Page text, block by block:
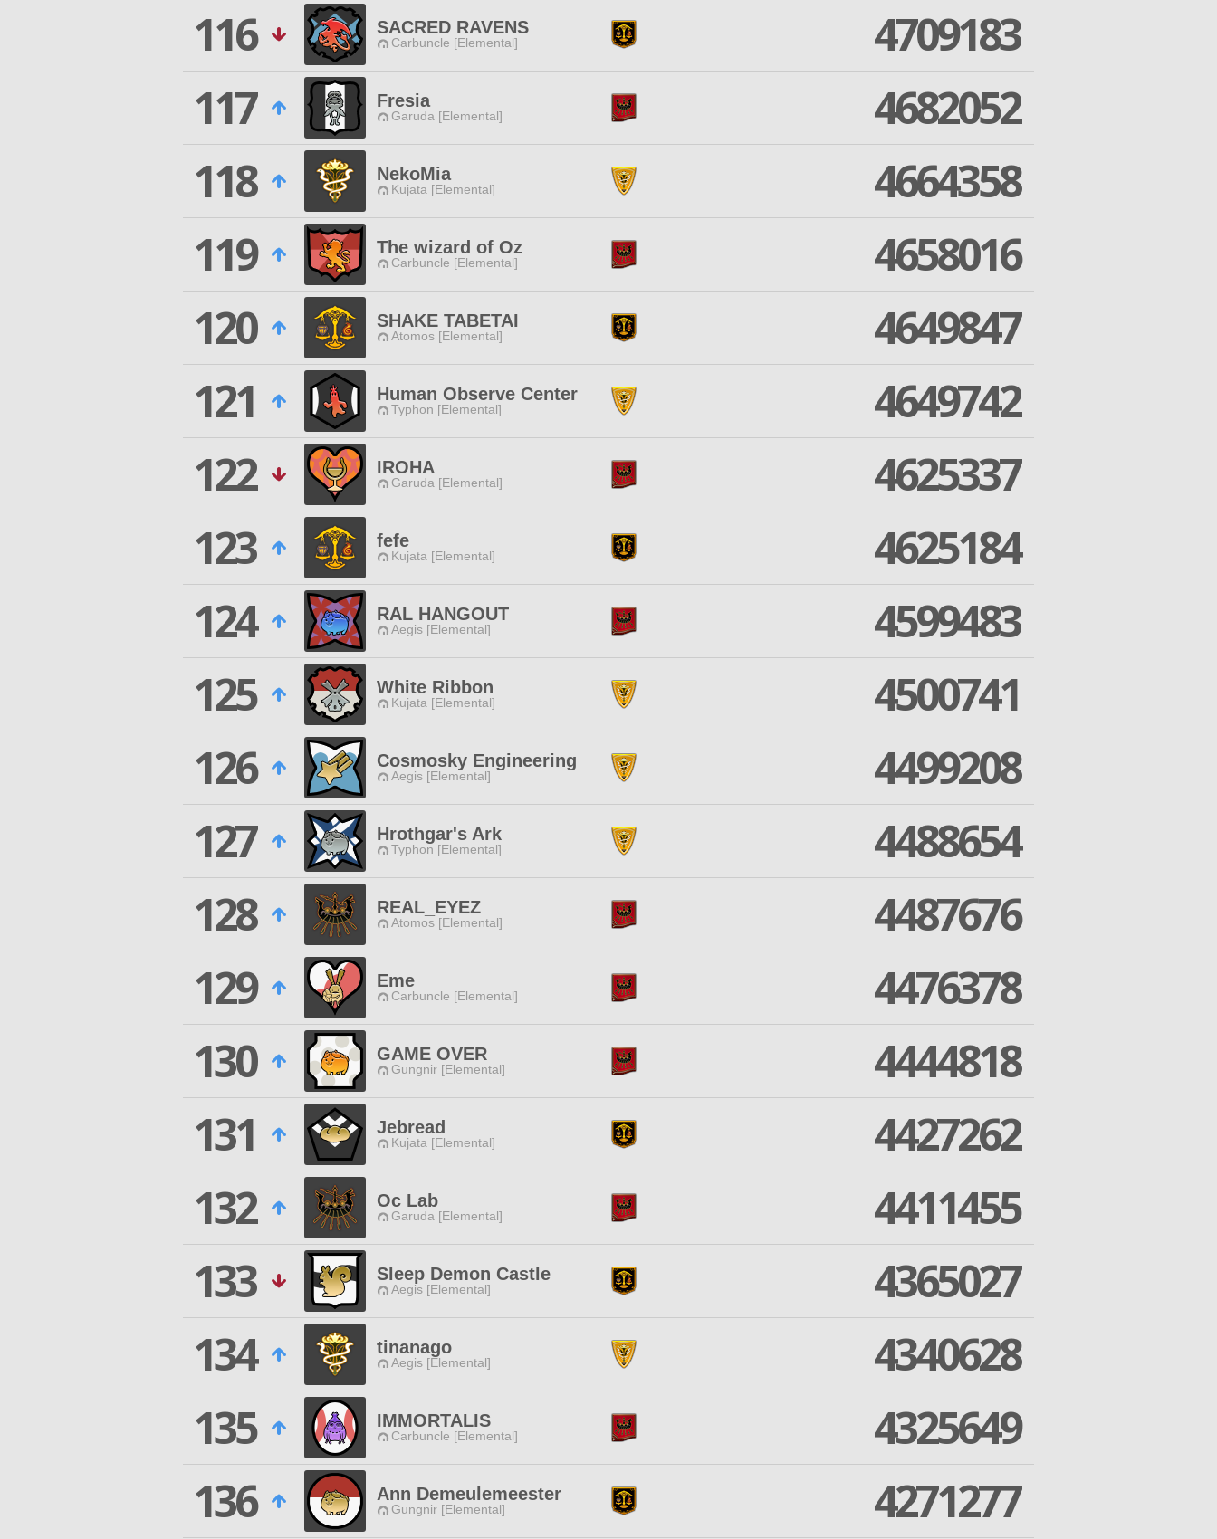
116
SACRED RAVENS
Carbuncle [Elemental]
4709183
117
Fresia
Garuda [Elemental]
4682052
118
NekoMia
Kujata [Elemental]
4664358
119
The wizard of Oz
Carbuncle [Elemental]
4658016
120
SHAKE TABETAI
Atomos [Elemental]
4649847
121
Human Observe Center
Typhon [Elemental]
4649742
122
IROHA
Garuda [Elemental]
4625337
123
fefe
Kujata [Elemental]
4625184
124
RAL HANGOUT
Aegis [Elemental]
4599483
125
White Ribbon
Kujata [Elemental]
4500741
126
Cosmosky Engineering
Aegis [Elemental]
4499208
127
Hrothgar's Ark
Typhon [Elemental]
4488654
128
REAL_EYEZ
Atomos [Elemental]
4487676
129
Eme
Carbuncle [Elemental]
4476378
130
GAME OVER
Gungnir [Elemental]
4444818
131
Jebread
Kujata [Elemental]
4427262
132
Oc Lab
Garuda [Elemental]
4411455
133
Sleep Demon Castle
Aegis [Elemental]
4365027
134
tinanago
Aegis [Elemental]
4340628
135
IMMORTALIS
Carbuncle [Elemental]
4325649
136
Ann Demeulemeester
Gungnir [Elemental] 4271277